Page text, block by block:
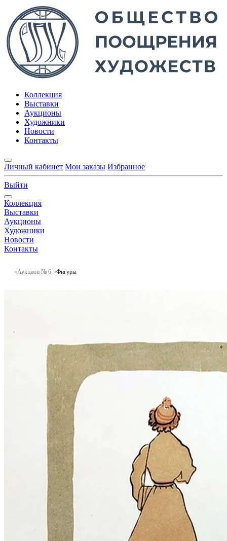
Коллекция
Выставки
Аукционы
Художники
Новости
Контакты
Личный кабинет Мои заказы Избранное
Выйти
Коллекция
Выставки
Аукционы
Художники
Новости
Контакты
Аукцион № 6 Фигуры